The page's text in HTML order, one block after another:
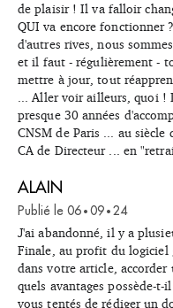
de plaisir ! Il va falloir
QUI va encore fonctionner
d'autres rives, nous
et il faut - régulièrement -
mettre à jour, tout
... Aller voir ailleurs, quoi !
presque 30 années
CNSM de Paris ... au siècle
CA de Directeur ... en
ALAIN
Publié le 06 • 09 • 24
J'ai abandonné, il y a
Finale, au profit du logiciel
dans votre article,
quels avantages possède-t-
vous tentés de rédiger un